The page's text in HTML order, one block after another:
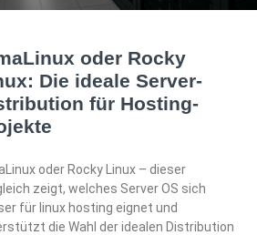
oder Rocky
Die ideale Server-
für Hosting-
oder Rocky Linux – dieser
zeigt, welches Server OS sich
für linux hosting eignet und
die Wahl der idealen Distribution